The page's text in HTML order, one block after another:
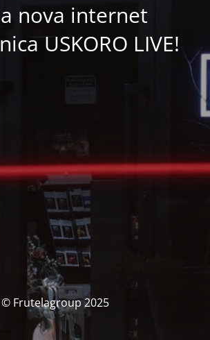
nova internet
USKORO LIVE!
© Frutelagroup 2025